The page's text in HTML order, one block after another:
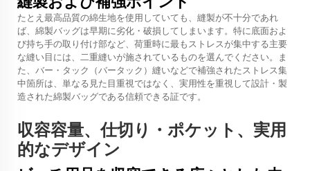
たとえ最高品質の綿生地を使用していても、縫製が不十分であれ
ば、綿製バッグは早期に劣化・破損してしまいます。特に底面およ
び持ち手の取り付け部など、荷重時に最もストレスが集中する主要
な縫い目には、二重縫いが施されているものを選んでください。ま
た、バー・タック（バータック）縫いなどで補強されたストレス集
中箇所は、単なる見た目重視ではなく、実用性を重視して設計・製
造された綿製バッグである信頼できる証です。
収容容量、仕切り・ポケット、実用
的なデザイン